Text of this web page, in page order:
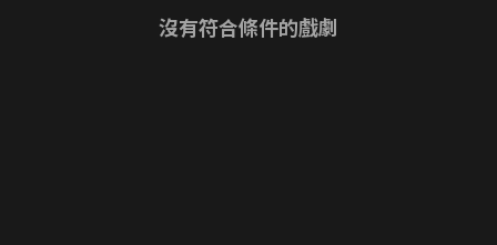
沒有符合條件的戲劇